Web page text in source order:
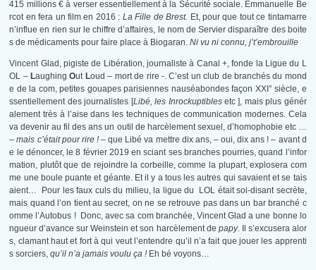
415 millions € à verser essentiellement à la Sécurité sociale. Emmanuelle Be
rcot en fera un film en 2016 : La Fille de Brest. Et, pour que tout ce tintamarre
n’influe en rien sur le chiffre d’affaires, le nom de Servier disparaître des boite
s de médicaments pour faire place à Biogaran.Ni vu ni connu, j’t’embrouille
Vincent Glad, pigiste de Libération, journaliste à Canal +, fonde la Ligue du L
OL – LaughingOut Loud – mort de rire -. C’est un club de branchés du mond
e de la com, petites gouapes parisiennes nauséabondes façon XXI° siècle, e
ssentiellement des journalistes [Libé, les Inrockuptiblesetc ], mais plus génér
alement très à l’aise dans les techniques de communication modernes. Cela
va devenir au fil des ans un outil de harcèlement sexuel, d’homophobie etc …
–mais c’était pour rire ! –que Libé va mettre dix ans, – oui, dix ans ! – avant d
e le dénoncer, le 8 février 2019 en sciant ses branches pourries, quand l’infor
mation, plutôt que de rejoindre la corbeille, comme la plupart, explosera com
me une boule puante et géante. Et il y a tous les autres qui savaient et se tais
aient… Pour les faux culs du milieu, la ligue du LOL était soi-disant secrète,
mais quand l’on tient au secret, on ne se retrouve pas dans un bar branché c
omme l’Autobus ! Donc, avec sa com branchée, Vincent Glad a une bonne lo
ngueur d’avance sur Weinstein et son harcèlement de papy. Il s’excusera alor
s, clamant haut et fort à qui veut l’entendre qu’il n’a fait que jouer les apprenti
s sorciers,qu’il n’a jamais voulu ça ! Eh bé voyons…